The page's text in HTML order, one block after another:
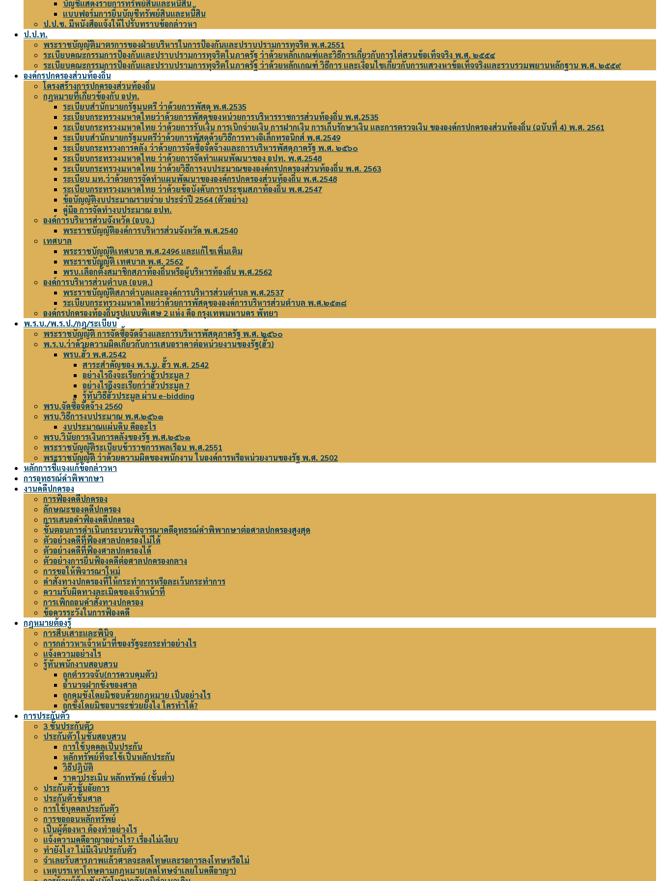
บัญชีแสดงรายการทรัพย์สินและหนี้สิน
แบบฟอร์มการยื่นบัญชีทรัพย์สินและหนี้สิน
ป.ป.ช. มีหนังสือแจ้งให้ไปรับทราบข้อกล่าวหา
ป.ป.ท.
พระราชบัญญัติมาตรการของฝ่ายบริหารในการป้องกันและปราบปรามการทุจริต พ.ศ.2551
ระเบียบคณะกรรมการป้องกันและปราบปรามการทุจริตในภาครัฐ ว่าด้วยหลักเกณฑ์และวิธีการเกี่ยวกับการไต่สวนข้อเท็จจริง พ.ศ. ๒๕๕๔
ระเบียบคณะกรรมการป้องกันและปราบปรามการทุจริตในภาครัฐ ว่าด้วยหลักเกณฑ์ วิธีการ และเงื่อนไขเกี่ยวกับการแสวงหาข้อเท็จจริงและรวบรวมพยานหลักฐาน พ.ศ. ๒๕๕๙
องค์กรปกครองส่วนท้องถิ่น
โครงสร้างการปกครองส่วนท้องถิ่น
กฎหมายที่เกี่ยวข้องกับ อปท.
ระเบียบสำนักนายกรัฐมนตรี ว่าด้วยการพัสดุ พ.ศ.2535
ระเบียบกระทรวงมหาดไทยว่าด้วยการพัสดุของหน่วยการบริหารราชการส่วนท้องถิ่น พ.ศ.2535
ระเบียบกระทรวงมหาดไทย ว่าด้วยการรับเงิน การเบิกจ่ายเงิน การฝากเงิน การเก็บรักษาเงิน และการตรวจเงิน ขององค์กรปกครองส่วนท้องถิ่น (ฉบับที่ 4) พ.ศ. 2561
ระเบียบสำนักนายกรัฐมนตรีว่าด้วยการพัสดุด้วยวิธีการทางอิเล็กทรอนิกส์ พ.ศ.2549
ระเบียบกระทรวงการคลัง ว่าด้วยการจัดซื้อจัดจ้างและการบริหารพัสดุภาครัฐ พ.ศ. ๒๕๖๐
ระเบียบกระทรวงมหาดไทย ว่าด้วยการจัดทำแผนพัฒนาของ อปท. พ.ศ.2548
ระเบียบกระทรวงมหาดไทย ว่าด้วยวิธีการงบประมาณขององค์กรปกครองส่วนท้องถิ่น พ.ศ. 2563
ระเบียบ มท.ว่าด้วยการจัดทำแผนพัฒนาขององค์กรปกครองส่วนท้องถิ่น พ.ศ.2548
ระเบียบกระทรวงมหาดไทย ว่าด้วยข้อบังคับการประชุมสภาท้องถิ่น พ.ศ.2547
ข้อบัญญัติงบประมาณรายจ่าย ประจำปี 2564 (ตัวอย่าง)
คู่มือ การจัดทำงบประมาณ อปท.
องค์การบริหารส่วนจังหวัด (อบจ.)
พระราชบัญญัติองค์การบริหารส่วนจังหวัด พ.ศ.2540
เทศบาล
พระราชบัญญัติเทศบาล พ.ศ.2496 และแก้ไขเพิ่มเติม
พระราชบัญญัติ เทศบาล พ.ศ. 2562
พรบ.เลือกตั้งสมาชิกสภาท้องถิ่นหรือผู้บริหารท้องถิ่น พ.ศ.2562
องค์การบริหารส่วนตำบล (อบต.)
พระราชบัญญัติสภาตำบลและองค์การบริหารส่วนตำบล พ.ศ.2537
ระเบียบกระทรวงมหาดไทยว่าด้วยการพัสดุขององค์การบริหารส่วนตำบล พ.ศ.๒๕๓๘
องค์กรปกครองท้องถิ่นรูปแบบพิเศษ 2 แห่ง คือ กรุงเทพมหานคร พัทยา
พ.ร.บ./พ.ร.ป./กฎ/ระเบียบ
พระราชบัญญัติ การจัดซื้อจัดจ้างและการบริหารพัสดุภาครัฐ พ.ศ. ๒๕๖๐
พ.ร.บ.ว่าด้วยความผิดเกี่ยวกับการเสนอราคาต่อหน่วยงานของรัฐ(ฮั้ว)
พรบ.ฮั้ว พ.ศ.2542
สาระสำคัญของ พ.ร.บ. ฮั้ว พ.ศ. 2542
อย่างไรถึงจะเรียกว่าฮั้วประมูล ?
อย่างไรถึงจะเรียกว่าฮั้วประมูล ?
รู้ทันวิธีฮั้วประมูล ผ่าน e-bidding
พรบ.จัดซื้อจัดจ้าง 2560
พรบ.วิธีการงบประมาณ พ.ศ.๒๕๖๑
งบประมาณแผ่นดิน คืออะไร
พรบ.วินัยการเงินการคลังของรัฐ พ.ศ.๒๕๖๑
พระราชบัญญัติระเบียบข้าราชการพลเรือน พ.ศ.2551
พระราชบัญญัติ ว่าด้วยความผิดของพนักงาน ในองค์การหรือหน่วยงานของรัฐ พ.ศ. 2502
หลักการชี้แจงแก้ข้อกล่าวหา
การอุทธรณ์คำพิพากษา
งานคดีปกครอง
การฟ้องคดีปกครอง
ลักษณะของคดีปกครอง
การเสนอคำฟ้องคดีปกครอง
ขั้นตอนการดำเนินกระบวนพิจารณาคดีอุทธรณ์คำพิพากษาต่อศาลปกครองสูงสุด
ตัวอย่างคดีที่ฟ้องศาลปกครองไม่ได้
ตัวอย่างคดีที่ฟ้องศาลปกครองได้
ตัวอย่างการยื่นฟ้องคดีต่อศาลปกครองกลาง
การขอให้พิจารณาใหม่
คำสั่งทางปกครองที่ให้กระทำการหรือละเว้นกระทำการ
ความรับผิดทางละเมิดของเจ้าหน้าที่
การเพิกถอนคำสั่งทางปกครอง
ข้อควรระวังในการฟ้องคดี
กฎหมายต้องรู้
การสืบเสาะและพินิจ
การกล่าวหาเจ้าหน้าที่ของรัฐจะกระทำอย่างไร
แจ้งความอย่างไร
รู้ทันพนักงานสอบสวน
ถูกตำรวจจับ(การควบคุมตัว)
อำนาจฝากขังของศาล
ถูกคุมขังโดยมิชอบด้วยกฎหมาย เป็นอย่างไร
ถูกขังโดยมิชอบฯจะช่วยยังไง ใครทำได้?
การประกันตัว
3 ชั้นประกันตัว
ประกันตัวในชั้นสอบสวน
การใช้บุคคลเป็นประกัน
หลักทรัพย์ที่จะใช้เป็นหลักประกัน
วิธีปฎิบัติ
ราคาประเมิน หลักทรัพย์ (ขั้นต่ำ)
ประกันตัวชั้นอัยการ
ประกันตัวชั้นศาล
การใช้บุคคลประกันตัว
การขอถอนหลักทรัพย์
เป็นผู้ต้องหา ต้องทำอย่างไร
แจ้งความคดีอาญาอย่างไร? เรื่องไม่เงียบ
ทำยังไง? ไม่มีเงินประกันตัว
จำเลยรับสารภาพแล้วศาลจะลดโทษและรอการลงโทษหรือไม่
เหตุบรรเทาโทษตามกฎหมาย(ลดโทษจำเลยในคดีอาญา)